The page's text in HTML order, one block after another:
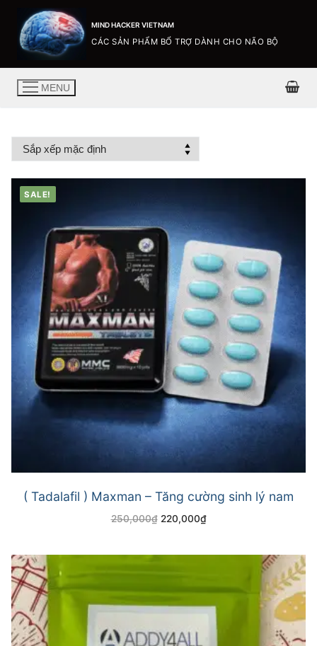
MIND HACKER VIETNAM
CÁC SẢN PHẨM BỔ TRỢ DÀNH CHO NÃO BỘ
MENU
SALE!
( Tadalafil ) Maxman – Tăng cường sinh lý nam
250,000₫ 220,000₫